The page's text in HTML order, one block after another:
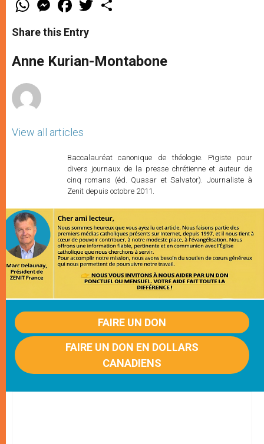
t
s
p
p
e
s
e
g
e
a
e
b
o
k
w
r
Share this Entry
Anne Kurian-Montabone
View all articles
Baccalauréat canonique de théologie. Pigiste pour
divers journaux de la presse chrétienne et auteur de
cinq romans (éd. Quasar et Salvator). Journaliste à
Zenit depuis octobre 2011.
FAIRE UN DON
FAIRE UN DON EN DOLLARS
CANADIENS